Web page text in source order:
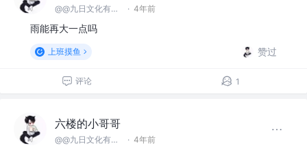
@@九日文化有限 公司 · 4年前
雨能再大一点吗
上班摸鱼 赞过
评论 1
六楼的小哥哥
@@九日文化有限 公司 · 4年前